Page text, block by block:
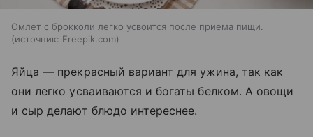
Омлет с брокколи легко усвоится после приема пищи.
источник: Freepik.com
Яйца — прекрасный вариант для ужина, так как
они легко усваиваются и богаты белком. А овощи
и сыр делают блюдо интереснее.